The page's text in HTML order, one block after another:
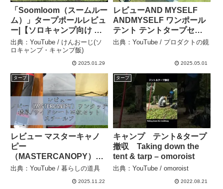
「Soomloom（スームルー
ム）」タープポールレビュ
ー|【ソロキャンプ向け キ
ャンプ道具】 – けんおーじ
(ソロキャンプ・キャンプ
出典：YouTube / けんおーじ(ソ
ロキャンプ・キャンプ飯)
2025.01.29
レビューAND MYSELF
ANDMYSELF ワンポール
テント テントタープセッ
ト ソロ インナーテント付
クト アウトドアテント キ
口2ヶ所 – プロダクトの鏡
出典：YouTube / プロダクトの鏡
2025.05.01
タープ
レビュー マスターキャノ
ピー
（MASTERCANOPY）ワ
ンタッチタープテント 横
ト スチールフレーム 組立
出典：YouTube / 暮らしの道具
2025.11.22
タープ
キャンプ テント&タープ
撤収 Taking down the
tent & tarp – omoroist
出典：YouTube / omoroist
2022.08.21